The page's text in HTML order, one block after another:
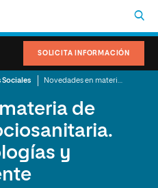
SOLICITA INFORMACIÓN
Sociales
de
y